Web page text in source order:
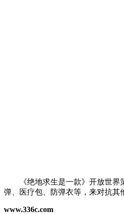
《绝地求生是一款》开放世界策
弹、医疗包、防弹衣等，来对抗其
www.336c.com